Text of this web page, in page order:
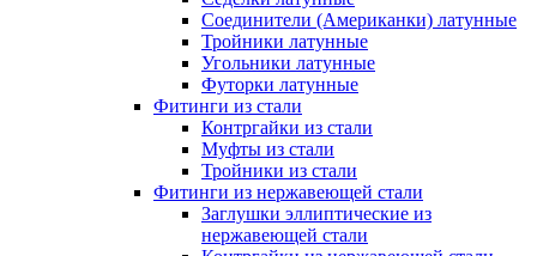
Соединители (Американки) латунные
Тройники латунные
Угольники латунные
Футорки латунные
Фитинги из стали
Контргайки из стали
Муфты из стали
Тройники из стали
Фитинги из нержавеющей стали
Заглушки эллиптические из
нержавеющей стали